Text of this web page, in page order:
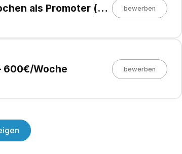
als Promoter (a)
bewerben
600€/Woche bewerben